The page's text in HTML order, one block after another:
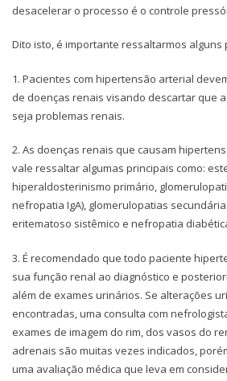
desacelerar o processo é o controle
Dito isto, é importante ressaltarmos alguns
1. Pacientes com hipertensão arterial
de doenças renais visando descartar que
seja problemas renais.
2. As doenças renais que causam
vale ressaltar algumas principais como:
hiperaldosterinismo primário,
nefropatia IgA), glomerulopatias
eritematoso sistêmico e nefropatia
3. É recomendado que todo paciente
sua função renal ao diagnóstico e
além de exames urinários. Se alterações
encontradas, uma consulta com
exames de imagem do rim, dos vasos do
adrenais são muitas vezes indicados,
uma avaliação médica que leva em